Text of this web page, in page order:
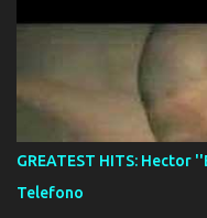
GREATEST HITS: Hector
Telefono